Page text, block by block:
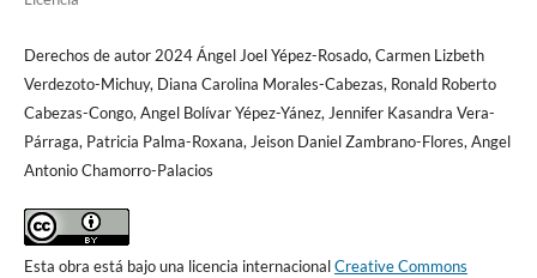
Derechos de autor 2024 Ángel Joel Yépez-Rosado, Carmen Lizbeth
Verdezoto-Michuy, Diana Carolina Morales-Cabezas, Ronald Roberto
Cabezas-Congo, Angel Bolívar Yépez-Yánez, Jennifer Kasandra Vera-
Párraga, Patricia Palma-Roxana, Jeison Daniel Zambrano-Flores, Angel
Antonio Chamorro-Palacios
Esta obra está bajo una licencia internacionalCreative Commons